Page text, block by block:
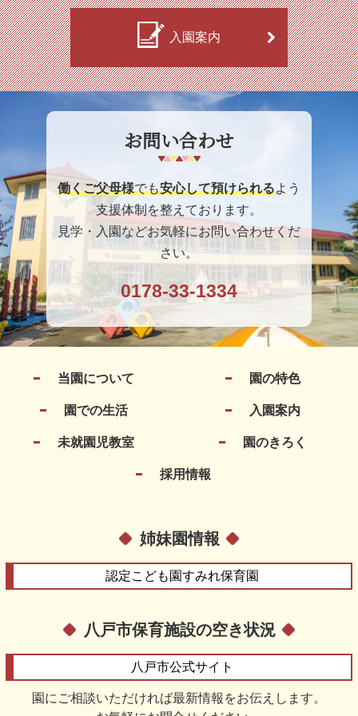
入園案内
お問い合わせ
働くご父母様でも安心して預けられるよう
支援体制を整えております。
見学・入園などお気軽にお問い合わせくだ
さい。
0178-33-1334
当園について 園の特色
園での生活 入園案内
未就園児教室 園のきろく
採用情報
姉妹園情報
認定こども園すみれ保育園
八戸市保育施設の空き状況
八戸市公式サイト
園にご相談いただければ最新情報をお伝えします。